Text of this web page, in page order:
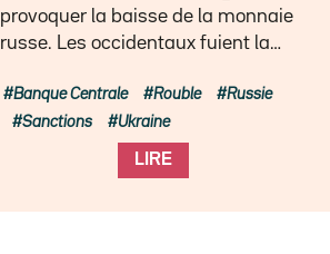
provoquer la baisse de la monnaie
russe. Les occidentaux fuient la…
LIRE
Banque Centrale Rouble
Russie
Sanctions
Ukraine